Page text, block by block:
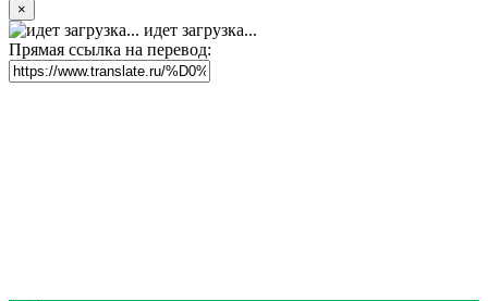
×
идет загрузка...
Прямая ссылка на перевод: